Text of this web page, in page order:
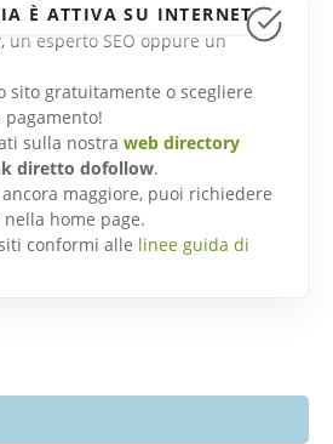
È ATTIVA SU INTERNET
un esperto SEO oppure un
sito gratuitamente o scegliere
pagamento!
sulla nostra web directory
diretto dofollow.
maggiore, puoi richiedere
home page.
conformi alle linee guida di